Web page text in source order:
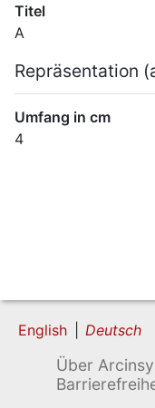
Titel
A
Repräsentation
Umfang in cm
4
English Deutsch
Über